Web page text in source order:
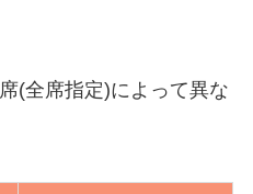
(全席指定)によって異な